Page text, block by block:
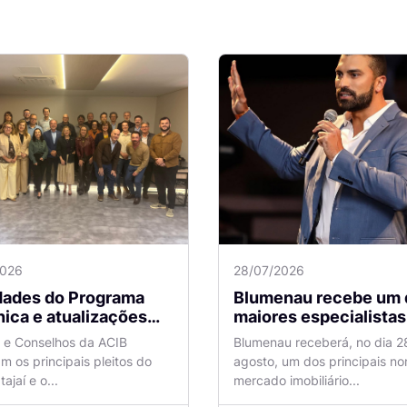
do Programa
e atualizações
Aeroporto de
são temas de
na ACIB
Conselhos da ACIB
os principais pleitos do
e o...
28/07/2026
Blumenau recebe um
maiores especialistas em
vendas do mercado
imobiliário
Blumenau receberá, no dia
agosto, um dos principais
mercado imobiliário...